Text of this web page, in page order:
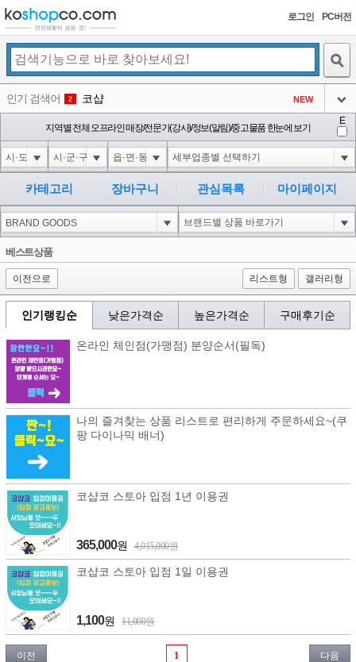
로그인 PC버전
인기 검색어 2 코샵 NEW
3 익스
아이콘
4 1-1); waitfor delay '0:0:15' --
아이콘
5 10'XOR(1*if(now()=sysdate(),sleep(15),0))XOR'Z
아이콘
1
6 1*DBMS_PIPE.RECEIVE_MESSAGE(CHR(99)||CHR(99)||CHR(99),15)
아이콘
1
1
지역별 전체 오프라인 매장/전문가(강사)/정보(알림)/중고물품 한눈에 보기
E
카테고리 장바구니 관심목록 마이페이지
베스트상품
이전으로 리스트형 갤러리형
인기랭킹순 낮은가격순 높은가격순 구매후기순
온라인 체인점(가맹점) 분양순서(필독)
나의 즐겨찾는 상품 리스트로 편리하게 주문하세요~(쿠
팡 다이나믹 배너)
코샵코 스토아 입점 1년 이용권
365,000원 4,015,000원
코샵코 스토아 입점 1일 이용권
1,100원 11,000원
이전 1 다음